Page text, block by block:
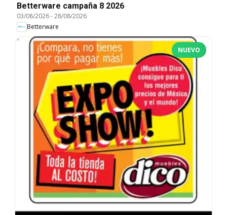
Betterware campaña 8 2026
03/08/2026-28/08/2026
Betterware
NUEVO